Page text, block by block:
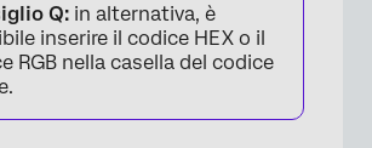
Q: in alternativa, è
inserire il codice HEX o il
RGB nella casella del codice